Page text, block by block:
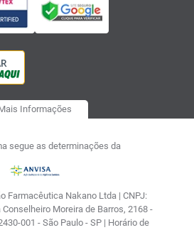
Informações
segue as determinações da
Farmacêutica Nakano Ltda | CNPJ:
Moreira de Barros, 2168 -
001 - São Paulo - SP | Horário de